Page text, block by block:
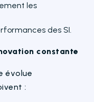
les
des SI.
constante
évolue
: